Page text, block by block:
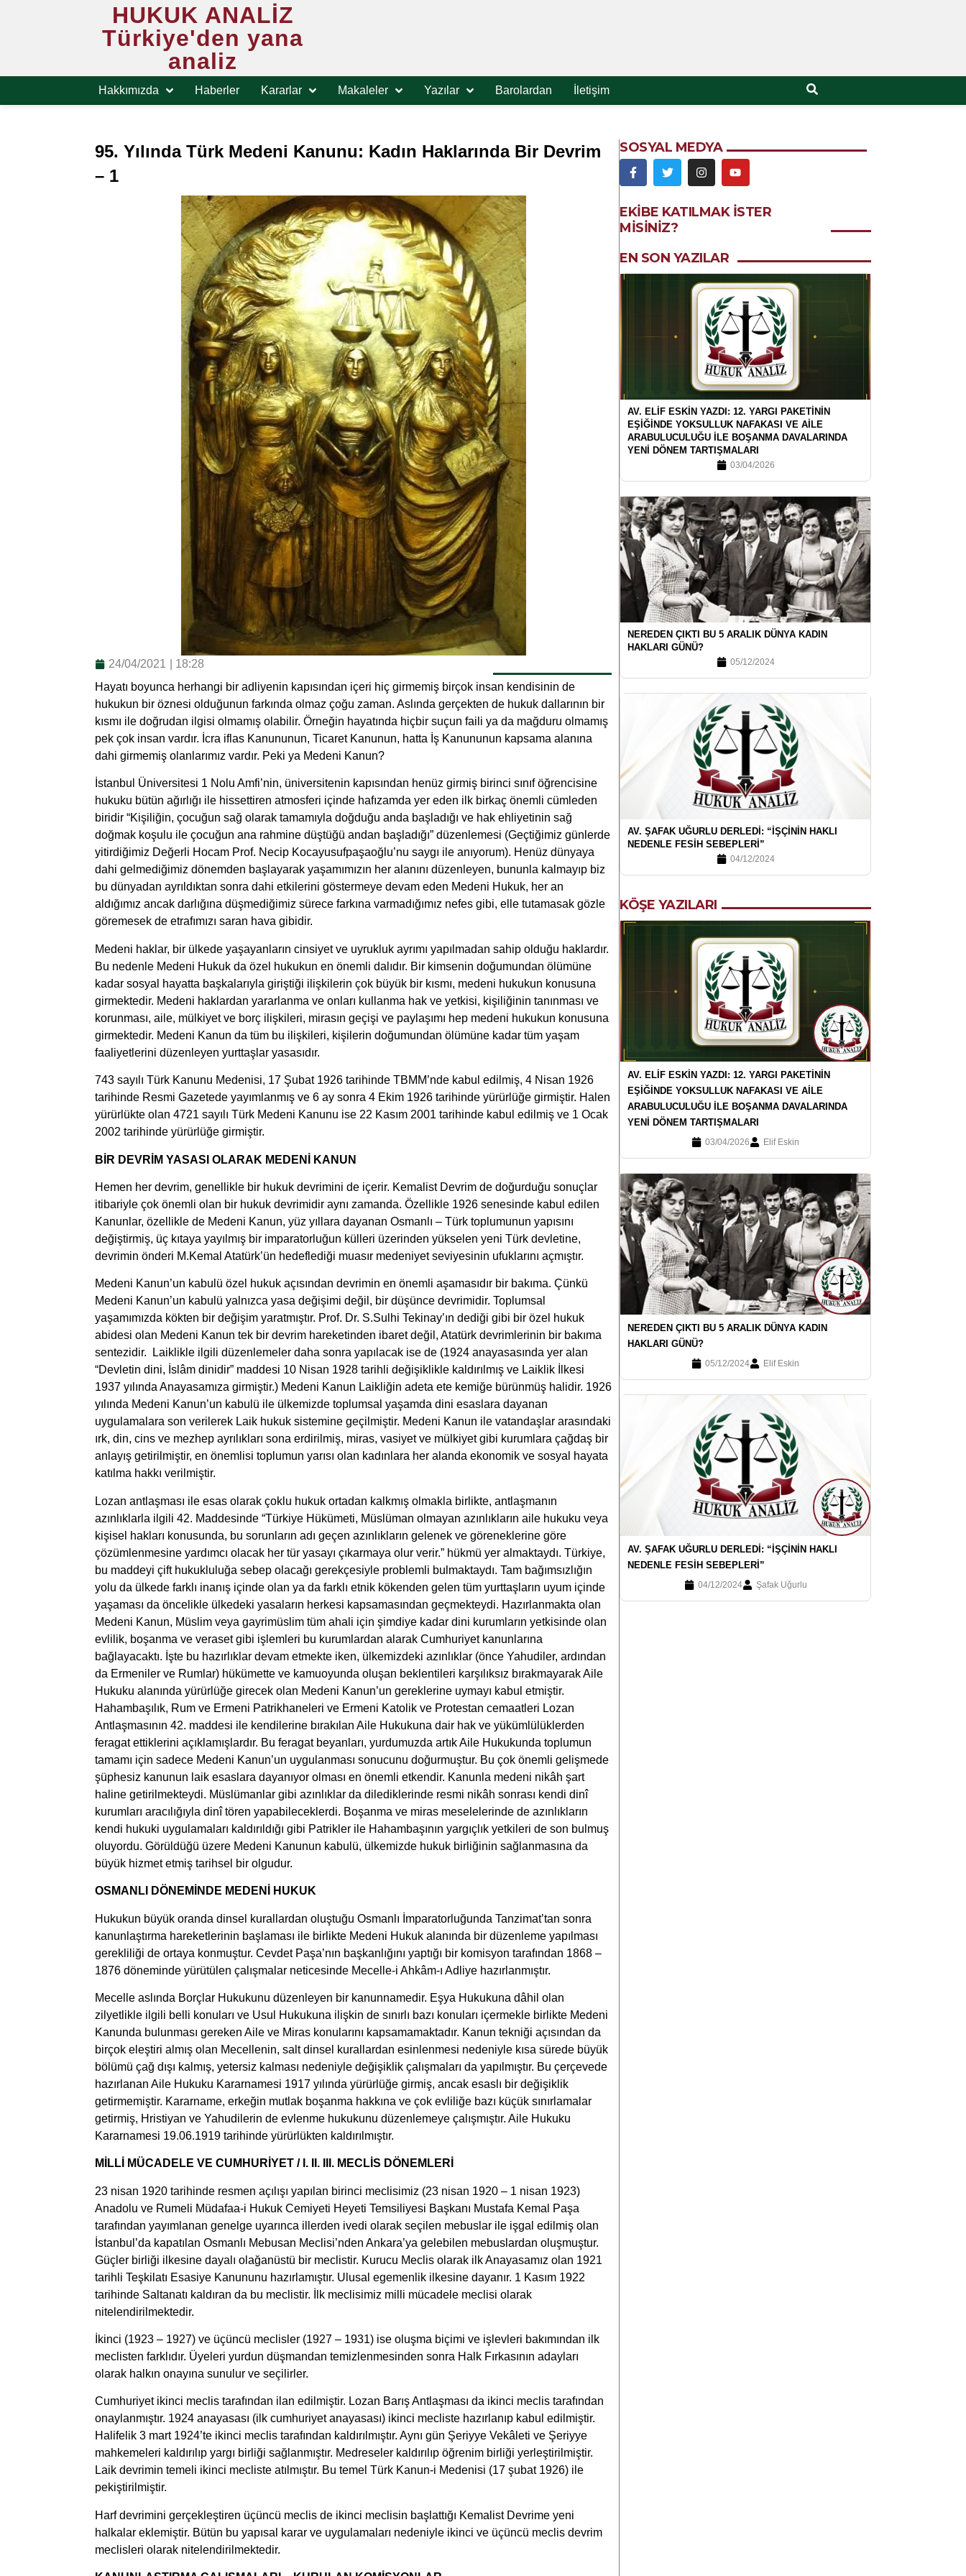
HUKUK ANALİZ
Türkiye'den yana
analiz
Hakkımızda Haberler Kararlar Makaleler Yazılar Barolardan İletişim
95. Yılında Türk Medeni Kanunu: Kadın Haklarında Bir Devrim
– 1
24/04/2021
18:28
Hayatı boyunca herhangi bir adliyenin kapısından içeri hiç girmemiş birçok insan kendisinin de
hukukun bir öznesi olduğunun farkında olmaz çoğu zaman. Aslında gerçekten de hukuk dallarının bir
kısmı ile doğrudan ilgisi olmamış olabilir. Örneğin hayatında hiçbir suçun faili ya da mağduru olmamış
pek çok insan vardır. İcra iflas Kanununun, Ticaret Kanunun, hatta İş Kanununun kapsama alanına
dahi girmemiş olanlarımız vardır. Peki ya Medeni Kanun?
İstanbul Üniversitesi 1 Nolu Amfi’nin, üniversitenin kapısından henüz girmiş birinci sınıf öğrencisine
hukuku bütün ağırlığı ile hissettiren atmosferi içinde hafızamda yer eden ilk birkaç önemli cümleden
biridir “Kişiliğin, çocuğun sağ olarak tamamıyla doğduğu anda başladığı ve hak ehliyetinin sağ
doğmak koşulu ile çocuğun ana rahmine düştüğü andan başladığı” düzenlemesi (Geçtiğimiz günlerde
yitirdiğimiz Değerli Hocam Prof. Necip Kocayusufpaşaoğlu’nu saygı ile anıyorum). Henüz dünyaya
dahi gelmediğimiz dönemden başlayarak yaşamımızın her alanını düzenleyen, bununla kalmayıp biz
bu dünyadan ayrıldıktan sonra dahi etkilerini göstermeye devam eden Medeni Hukuk, her an
aldığımız ancak darlığına düşmediğimiz sürece farkına varmadığımız nefes gibi, elle tutamasak gözle
göremesek de etrafımızı saran hava gibidir.
Medeni haklar, bir ülkede yaşayanların cinsiyet ve uyrukluk ayrımı yapılmadan sahip olduğu haklardır.
Bu nedenle Medeni Hukuk da özel hukukun en önemli dalıdır. Bir kimsenin doğumundan ölümüne
kadar sosyal hayatta başkalarıyla giriştiği ilişkilerin çok büyük bir kısmı, medeni hukukun konusuna
girmektedir. Medeni haklardan yararlanma ve onları kullanma hak ve yetkisi, kişiliğinin tanınması ve
korunması, aile, mülkiyet ve borç ilişkileri, mirasın geçişi ve paylaşımı hep medeni hukukun konusuna
girmektedir. Medeni Kanun da tüm bu ilişkileri, kişilerin doğumundan ölümüne kadar tüm yaşam
faaliyetlerini düzenleyen yurttaşlar yasasıdır.
743 sayılı Türk Kanunu Medenisi, 17 Şubat 1926 tarihinde TBMM’nde kabul edilmiş, 4 Nisan 1926
tarihinde Resmi Gazetede yayımlanmış ve 6 ay sonra 4 Ekim 1926 tarihinde yürürlüğe girmiştir. Halen
yürürlükte olan 4721 sayılı Türk Medeni Kanunu ise 22 Kasım 2001 tarihinde kabul edilmiş ve 1 Ocak
2002 tarihinde yürürlüğe girmiştir.
BİR DEVRİM YASASI OLARAK MEDENİ KANUN
Hemen her devrim, genellikle bir hukuk devrimini de içerir. Kemalist Devrim de doğurduğu sonuçlar
itibariyle çok önemli olan bir hukuk devrimidir aynı zamanda. Özellikle 1926 senesinde kabul edilen
Kanunlar, özellikle de Medeni Kanun, yüz yıllara dayanan Osmanlı – Türk toplumunun yapısını
değiştirmiş, üç kıtaya yayılmış bir imparatorluğun külleri üzerinden yükselen yeni Türk devletine,
devrimin önderi M.Kemal Atatürk’ün hedeflediği muasır medeniyet seviyesinin ufuklarını açmıştır.
Medeni Kanun’un kabulü özel hukuk açısından devrimin en önemli aşamasıdır bir bakıma. Çünkü
Medeni Kanun’un kabulü yalnızca yasa değişimi değil, bir düşünce devrimidir. Toplumsal
yaşamımızda kökten bir değişim yaratmıştır. Prof. Dr. S.Sulhi Tekinay’ın dediği gibi bir özel hukuk
abidesi olan Medeni Kanun tek bir devrim hareketinden ibaret değil, Atatürk devrimlerinin bir bakıma
sentezidir. Laiklikle ilgili düzenlemeler daha sonra yapılacak ise de (1924 anayasasında yer alan
“Devletin dini, İslâm dinidir” maddesi 10 Nisan 1928 tarihli değişiklikle kaldırılmış ve Laiklik İlkesi
1937 yılında Anayasamıza girmiştir.) Medeni Kanun Laikliğin adeta ete kemiğe bürünmüş halidir. 1926
yılında Medeni Kanun’un kabulü ile ülkemizde toplumsal yaşamda dini esaslara dayanan
uygulamalara son verilerek Laik hukuk sistemine geçilmiştir. Medeni Kanun ile vatandaşlar arasındaki
ırk, din, cins ve mezhep ayrılıkları sona erdirilmiş, miras, vasiyet ve mülkiyet gibi kurumlara çağdaş bir
anlayış getirilmiştir, en önemlisi toplumun yarısı olan kadınlara her alanda ekonomik ve sosyal hayata
katılma hakkı verilmiştir.
Lozan antlaşması ile esas olarak çoklu hukuk ortadan kalkmış olmakla birlikte, antlaşmanın
azınlıklarla ilgili 42. Maddesinde “Türkiye Hükümeti, Müslüman olmayan azınlıkların aile hukuku veya
kişisel hakları konusunda, bu sorunların adı geçen azınlıkların gelenek ve göreneklerine göre
çözümlenmesine yardımcı olacak her tür yasayı çıkarmaya olur verir.” hükmü yer almaktaydı. Türkiye,
bu maddeyi çift hukukluluğa sebep olacağı gerekçesiyle problemli bulmaktaydı. Tam bağımsızlığın
yolu da ülkede farklı inanış içinde olan ya da farklı etnik kökenden gelen tüm yurttaşların uyum içinde
yaşaması da öncelikle ülkedeki yasaların herkesi kapsamasından geçmekteydi. Hazırlanmakta olan
Medeni Kanun, Müslim veya gayrimüslim tüm ahali için şimdiye kadar dini kurumların yetkisinde olan
evlilik, boşanma ve veraset gibi işlemleri bu kurumlardan alarak Cumhuriyet kanunlarına
bağlayacaktı. İşte bu hazırlıklar devam etmekte iken, ülkemizdeki azınlıklar (önce Yahudiler, ardından
da Ermeniler ve Rumlar) hükümette ve kamuoyunda oluşan beklentileri karşılıksız bırakmayarak Aile
Hukuku alanında yürürlüğe girecek olan Medeni Kanun’un gereklerine uymayı kabul etmiştir.
Hahambaşılık, Rum ve Ermeni Patrikhaneleri ve Ermeni Katolik ve Protestan cemaatleri Lozan
Antlaşmasının 42. maddesi ile kendilerine bırakılan Aile Hukukuna dair hak ve yükümlülüklerden
feragat ettiklerini açıklamışlardır. Bu feragat beyanları, yurdumuzda artık Aile Hukukunda toplumun
tamamı için sadece Medeni Kanun’un uygulanması sonucunu doğurmuştur. Bu çok önemli gelişmede
şüphesiz kanunun laik esaslara dayanıyor olması en önemli etkendir. Kanunla medeni nikâh şart
haline getirilmekteydi. Müslümanlar gibi azınlıklar da dilediklerinde resmi nikâh sonrası kendi dinî
kurumları aracılığıyla dinî tören yapabileceklerdi. Boşanma ve miras meselelerinde de azınlıkların
kendi hukuki uygulamaları kaldırıldığı gibi Patrikler ile Hahambaşının yargıçlık yetkileri de son bulmuş
oluyordu. Görüldüğü üzere Medeni Kanunun kabulü, ülkemizde hukuk birliğinin sağlanmasına da
büyük hizmet etmiş tarihsel bir olgudur.
OSMANLI DÖNEMİNDE MEDENİ HUKUK
Hukukun büyük oranda dinsel kurallardan oluştuğu Osmanlı İmparatorluğunda Tanzimat’tan sonra
kanunlaştırma hareketlerinin başlaması ile birlikte Medeni Hukuk alanında bir düzenleme yapılması
gerekliliği de ortaya konmuştur. Cevdet Paşa’nın başkanlığını yaptığı bir komisyon tarafından 1868 –
1876 döneminde yürütülen çalışmalar neticesinde Mecelle-i Ahkâm-ı Adliye hazırlanmıştır.
Mecelle aslında Borçlar Hukukunu düzenleyen bir kanunnamedir. Eşya Hukukuna dâhil olan
zilyetlikle ilgili belli konuları ve Usul Hukukuna ilişkin de sınırlı bazı konuları içermekle birlikte Medeni
Kanunda bulunması gereken Aile ve Miras konularını kapsamamaktadır. Kanun tekniği açısından da
birçok eleştiri almış olan Mecellenin, salt dinsel kurallardan esinlenmesi nedeniyle kısa sürede büyük
bölümü çağ dışı kalmış, yetersiz kalması nedeniyle değişiklik çalışmaları da yapılmıştır. Bu çerçevede
hazırlanan Aile Hukuku Kararnamesi 1917 yılında yürürlüğe girmiş, ancak esaslı bir değişiklik
getirmemiştir. Kararname, erkeğin mutlak boşanma hakkına ve çok evliliğe bazı küçük sınırlamalar
getirmiş, Hristiyan ve Yahudilerin de evlenme hukukunu düzenlemeye çalışmıştır. Aile Hukuku
Kararnamesi 19.06.1919 tarihinde yürürlükten kaldırılmıştır.
MİLLİ MÜCADELE VE CUMHURİYET / I. II. III. MECLİS DÖNEMLERİ
23 nisan 1920 tarihinde resmen açılışı yapılan birinci meclisimiz (23 nisan 1920 – 1 nisan 1923)
Anadolu ve Rumeli Müdafaa-i Hukuk Cemiyeti Heyeti Temsiliyesi Başkanı Mustafa Kemal Paşa
tarafından yayımlanan genelge uyarınca illerden ivedi olarak seçilen mebuslar ile işgal edilmiş olan
İstanbul’da kapatılan Osmanlı Mebusan Meclisi’nden Ankara’ya gelebilen mebuslardan oluşmuştur.
Güçler birliği ilkesine dayalı olağanüstü bir meclistir. Kurucu Meclis olarak ilk Anayasamız olan 1921
tarihli Teşkilatı Esasiye Kanununu hazırlamıştır. Ulusal egemenlik ilkesine dayanır. 1 Kasım 1922
tarihinde Saltanatı kaldıran da bu meclistir. İlk meclisimiz milli mücadele meclisi olarak
nitelendirilmektedir.
İkinci (1923 – 1927) ve üçüncü meclisler (1927 – 1931) ise oluşma biçimi ve işlevleri bakımından ilk
meclisten farklıdır. Üyeleri yurdun düşmandan temizlenmesinden sonra Halk Fırkasının adayları
olarak halkın onayına sunulur ve seçilirler.
Cumhuriyet ikinci meclis tarafından ilan edilmiştir. Lozan Barış Antlaşması da ikinci meclis tarafından
onaylanmıştır. 1924 anayasası (ilk cumhuriyet anayasası) ikinci mecliste hazırlanıp kabul edilmiştir.
Halifelik 3 mart 1924’te ikinci meclis tarafından kaldırılmıştır. Aynı gün Şeriyye Vekâleti ve Şeriyye
mahkemeleri kaldırılıp yargı birliği sağlanmıştır. Medreseler kaldırılıp öğrenim birliği yerleştirilmiştir.
Laik devrimin temeli ikinci mecliste atılmıştır. Bu temel Türk Kanun-i Medenisi (17 şubat 1926) ile
pekiştirilmiştir.
Harf devrimini gerçekleştiren üçüncü meclis de ikinci meclisin başlattığı Kemalist Devrime yeni
halkalar eklemiştir. Bütün bu yapısal karar ve uygulamaları nedeniyle ikinci ve üçüncü meclis devrim
meclisleri olarak nitelendirilmektedir.
SOSYAL MEDYA
EKIBE KATILMAK ISTER
MISINIZ?
EN SON YAZILAR
AV. ELİF ESKİN YAZDI: 12. YARGI PAKETİNİN
EŞİĞİNDE YOKSULLUK NAFAKASI VE AİLE
ARABULUCULUĞU İLE BOŞANMA DAVALARINDA
YENİ DÖNEM TARTIŞMALARI
03/04/2026
NEREDEN ÇIKTI BU 5 ARALIK DÜNYA KADIN
HAKLARI GÜNÜ?
05/12/2024
AV. ŞAFAK UĞURLU DERLEDI: “İŞÇININ HAKLI
NEDENLE FESIH SEBEPLERI”
04/12/2024
KÖŞE YAZILARI
AV. ELİF ESKİN YAZDI: 12. YARGI PAKETİNİN
EŞİĞİNDE YOKSULLUK NAFAKASI VE AİLE
ARABULUCULUĞU İLE BOŞANMA DAVALARINDA
YENİ DÖNEM TARTIŞMALARI
03/04/2026 Elif Eskin
NEREDEN ÇIKTI BU 5 ARALIK DÜNYA KADIN
HAKLARI GÜNÜ?
05/12/2024 Elif Eskin
AV. ŞAFAK UĞURLU DERLEDI: “İŞÇININ HAKLI
NEDENLE FESIH SEBEPLERI”
04/12/2024 Şafak Uğurlu